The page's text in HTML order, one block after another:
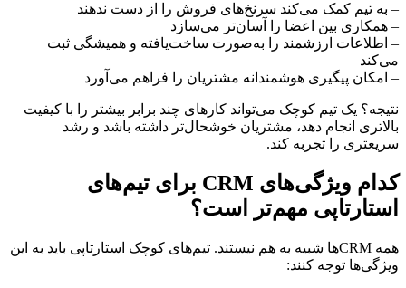
– به تیم کمک می‌کند سرنخ‌های فروش را از دست ندهند
– همکاری بین اعضا را آسان‌تر می‌سازد
– اطلاعات ارزشمند را به‌صورت ساخت‌یافته و همیشگی ثبت
می‌کند
– امکان پیگیری هوشمندانه مشتریان را فراهم می‌آورد
نتیجه؟ یک تیم کوچک می‌تواند کارهای چند برابر بیشتر را با کیفیت
بالاتری انجام دهد، مشتریان خوشحال‌تر داشته باشد و رشد
سریعتری را تجربه کند.
کدام ویژگی‌های CRM برای تیم‌های
استارتاپی مهم‌تر است؟
همه CRMها شبیه به هم نیستند. تیم‌های کوچک استارتاپی باید به این
ویژگی‌ها توجه کنند: